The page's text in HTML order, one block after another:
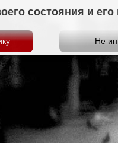
состояния и